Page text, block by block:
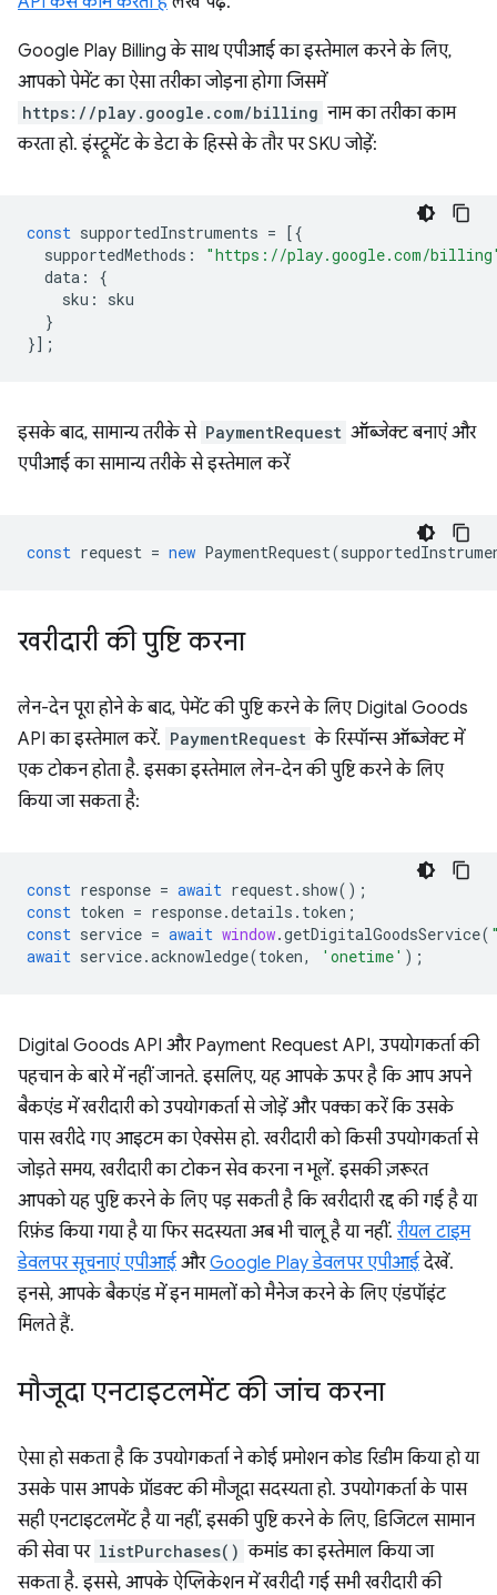
Google Play Billing के साथ एपीआई का इस्तेमाल करने के लिए,
आपको पेमेंट का ऐसा तरीका जोड़ना होगा जिसमें
https://play.google.com/billing नाम का तरीका काम
करता हो. इंस्ट्रूमेंट के डेटा के हिस्से के तौर पर SKU जोड़ें:
const supportedInstruments = [{
supportedMethods :
"https://play.google.com/
data :
{
sku :
sku
}
}];
इसके बाद, सामान्य तरीके से PaymentRequest ऑब्जेक्ट बनाएं और
एपीआई का सामान्य तरीके से इस्तेमाल करें
const request = new PaymentRequest(
खरीदारी की पुष्टि करना
लेन-देन पूरा होने के बाद, पेमेंट की पुष्टि करने के लिए Digital Goods
API का इस्तेमाल करें. PaymentRequest के रिस्पॉन्स ऑब्जेक्ट में
एक टोकन होता है. इसका इस्तेमाल लेन-देन की पुष्टि करने के लिए
किया जा सकता है:
const response = await request. show();
const token = response.details . token ;
const service = await window.getDigitalGoodsService(
await service.acknowledge(token, 'onetime' );
Digital Goods API और Payment Request API, उपयोगकर्ता की
पहचान के बारे में नहीं जानते. इसलिए, यह आपके ऊपर है कि आप अपने
बैकएंड में खरीदारी को उपयोगकर्ता से जोड़ें और पक्का करें कि उसके
पास खरीदे गए आइटम का ऐक्सेस हो. खरीदारी को किसी उपयोगकर्ता से
जोड़ते समय, खरीदारी का टोकन सेव करना न भूलें. इसकी ज़रूरत
आपको यह पुष्टि करने के लिए पड़ सकती है कि खरीदारी रद्द की गई है या
रिफ़ंड किया गया है या फिर सदस्यता अब भी चालू है या नहीं.रीयल टाइम
डेवलपर सूचनाएं एपीआई औरGoogle Play डेवलपर एपीआईदेखें.
इनसे, आपके बैकएंड में इन मामलों को मैनेज करने के लिए एंडपॉइंट
मिलते हैं.
मौजूदा एनटाइटलमेंट की जांच करना
ऐसा हो सकता है कि उपयोगकर्ता ने कोई प्रमोशन कोड रिडीम किया हो या
उसके पास आपके प्रॉडक्ट की मौजूदा सदस्यता हो. उपयोगकर्ता के पास
सही एनटाइटलमेंट है या नहीं, इसकी पुष्टि करने के लिए, डिजिटल सामान
की सेवा पर listPurchases() कमांड का इस्तेमाल किया जा
सकता है. इससे, आपके ऐप्लिकेशन में खरीदी गई सभी खरीदारी की